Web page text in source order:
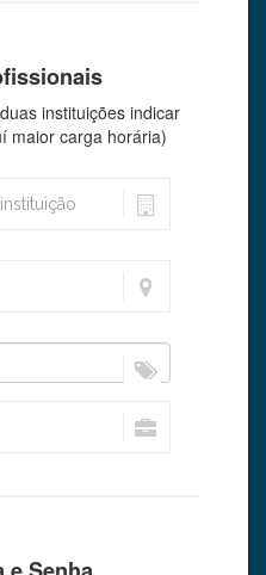
instituições indicar
maior carga horária)